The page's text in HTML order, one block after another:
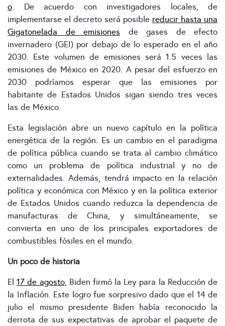
o. De acuerdo con investigadores locales, de
implementarse el decreto será posible reducir hasta una
Gigatonelada de emisiones de gases de efecto
invernadero (GEI) por debajo de lo esperado en el año
2030. Este volumen de emisiones será 1.5 veces las
emisiones de México en 2020. A pesar del esfuerzo en
2030 podríamos esperar que las emisiones por
habitante de Estados Unidos sigan siendo tres veces
las de México.
Esta legislación abre un nuevo capítulo en la política
energética de la región. Es un cambio en el paradigma
de política pública cuando se trata al cambio climático
como un problema de política industrial y no de
externalidades. Además, tendrá impacto en la relación
política y económica con México y en la política exterior
de Estados Unidos cuando reduzca la dependencia de
manufacturas de China, y simultáneamente, se
convierta en uno de los principales exportadores de
combustibles fósiles en el mundo.
Un poco de historia
El17 de agosto, Biden firmó la Ley para la Reducción de
la Inflación. Este logro fue sorpresivo dado que el 14 de
julio el mismo presidente Biden había reconocido la
derrota de sus expectativas de aprobar el paquete de